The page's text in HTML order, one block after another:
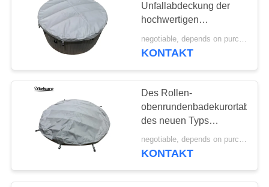
ÜBER
FABRIK
TOUR
QUALITÄTSKONTROLLE
KONTAKT
Unfallabdeckung der
hochwertigen
der heißen Wanne runde
negotiable, depends on purchase volume MOQ:2 Sätze
KONTAKT
Des Rollen-
des neuen Typs
Badekurortrollenabdeckung
Oxford-Stoffes graue
negotiable, depends on purchase volume MOQ:2 Sätze
KONTAKT